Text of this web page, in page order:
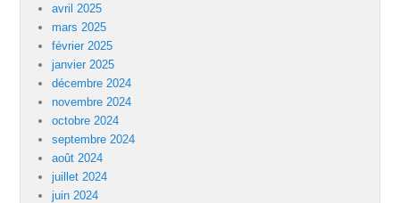
avril 2025
mars 2025
février 2025
janvier 2025
décembre 2024
novembre 2024
octobre 2024
septembre 2024
août 2024
juillet 2024
juin 2024